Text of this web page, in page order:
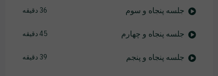
جلسه پنجاه و سوم 36 دقیقه
جلسه پنجاه و چهارم 45 دقیقه
جلسه پنجاه و پنجم 39 دقیقه